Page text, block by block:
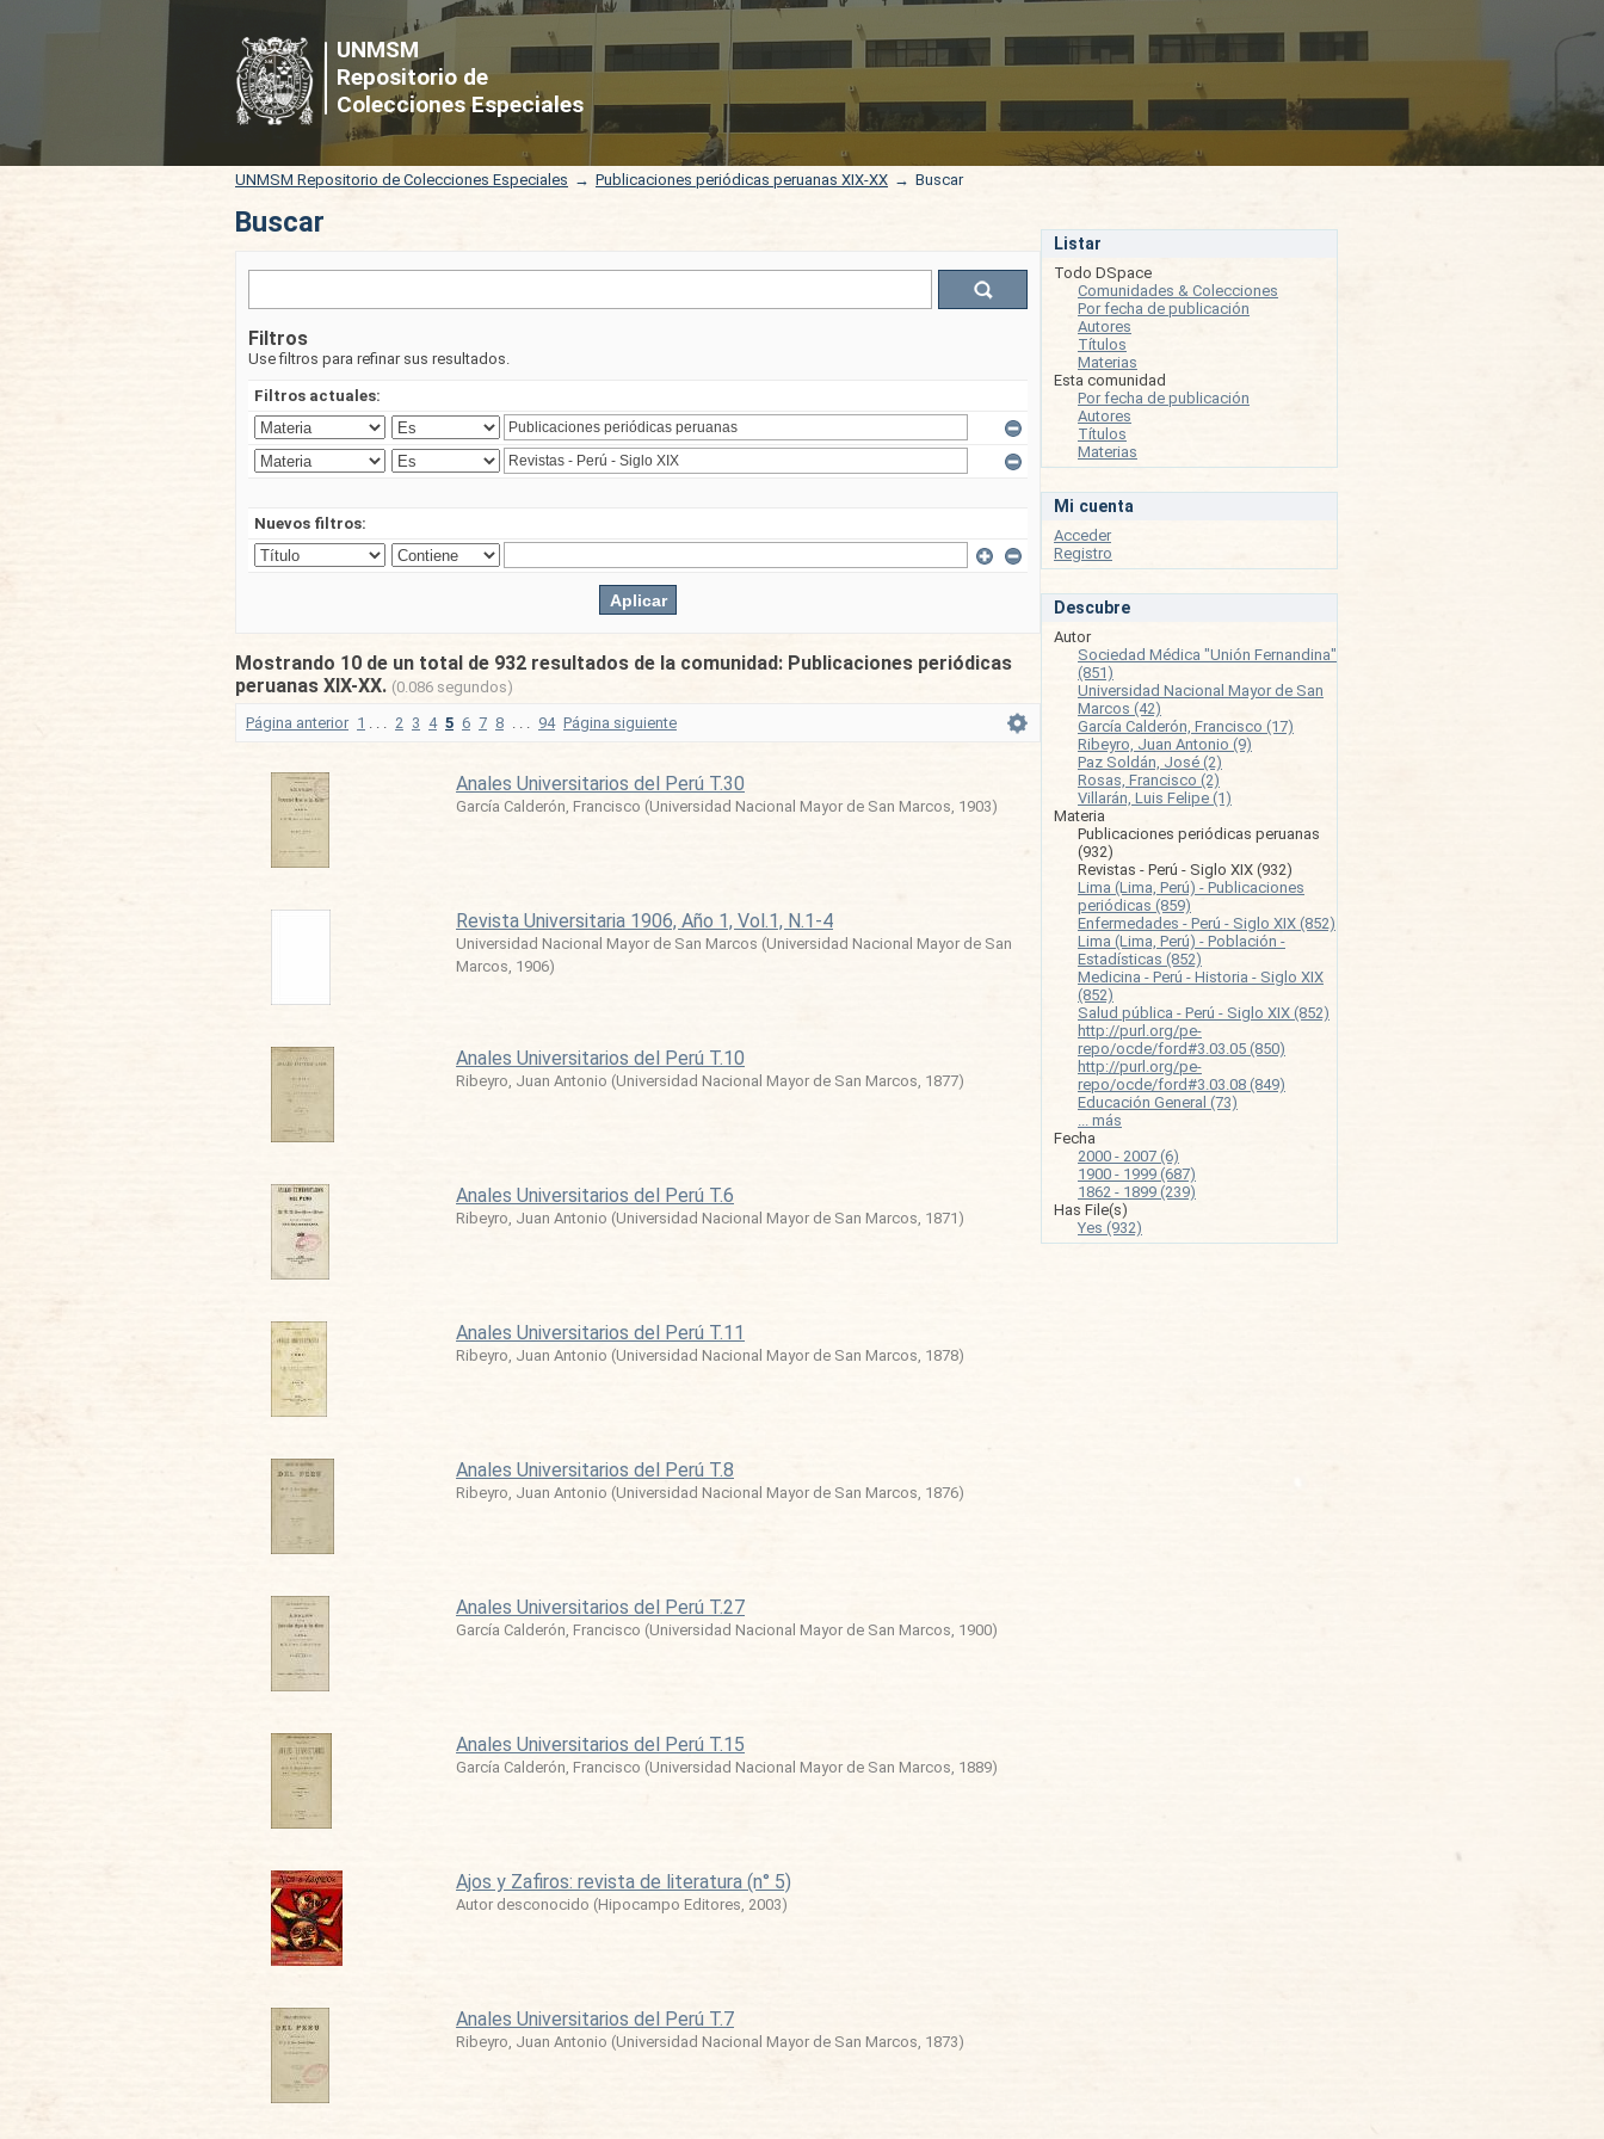
UNMSM
Repositorio de
Colecciones Especiales
Buscar
UNMSM Repositorio de Colecciones Especiales → Publicaciones periódicas peruanas XIX-XX → Buscar
Buscar
Filtros
Use filtros para refinar sus resultados.
Filtros actuales:
Nuevos filtros:
Mostrando 10 de un total de 932 resultados de la comunidad: Publicaciones periódicas
peruanas XIX-XX. (0.086 segundos)
Página anterior 1 . . . 2 3 4 5 6 7 8 . . . 94 Página siguiente
Anales Universitarios del Perú T.30
García Calderón, Francisco (Universidad Nacional Mayor de San Marcos, 1903)
Revista Universitaria 1906, Año 1, Vol.1, N.1-4
Universidad Nacional Mayor de San Marcos (Universidad Nacional Mayor de San
Marcos, 1906)
Anales Universitarios del Perú T.10
Ribeyro, Juan Antonio (Universidad Nacional Mayor de San Marcos, 1877)
Anales Universitarios del Perú T.6
Ribeyro, Juan Antonio (Universidad Nacional Mayor de San Marcos, 1871 )
Anales Universitarios del Perú T.11
Ribeyro, Juan Antonio (Universidad Nacional Mayor de San Marcos, 1878)
Anales Universitarios del Perú T.8
Ribeyro, Juan Antonio (Universidad Nacional Mayor de San Marcos, 1876)
Anales Universitarios del Perú T.27
García Calderón, Francisco (Universidad Nacional Mayor de San Marcos, 1900)
Anales Universitarios del Perú T.15
García Calderón, Francisco (Universidad Nacional Mayor de San Marcos, 1889)
Ajos y Zafiros: revista de literatura (n° 5)
Autor desconocido (Hipocampo Editores, 2003)
Anales Universitarios del Perú T.7
Ribeyro, Juan Antonio (Universidad Nacional Mayor de San Marcos, 1873)
Listar
Todo DSpace
Comunidades & Colecciones
Por fecha de publicación
Autores
Títulos
Materias
Esta comunidad
Por fecha de publicación
Autores
Títulos
Materias
Mi cuenta
Acceder
Registro
Descubre
Autor
Sociedad Médica "Unión Fernandina"
(851)
Universidad Nacional Mayor de San
Marcos (42)
García Calderón, Francisco (17)
Ribeyro, Juan Antonio (9)
Paz Soldán, José (2)
Rosas, Francisco (2)
Villarán, Luis Felipe (1)
Materia
Publicaciones periódicas peruanas
(932)
Revistas - Perú - Siglo XIX (932)
Lima (Lima, Perú) - Publicaciones
periódicas (859)
Enfermedades - Perú - Siglo XIX (852)
Lima (Lima, Perú) - Población -
Estadísticas (852)
Medicina - Perú - Historia - Siglo XIX
(852)
Salud pública - Perú - Siglo XIX (852)
http://purl.org/pe-
repo/ocde/ford#3.03.05 (850)
http://purl.org/pe-
repo/ocde/ford#3.03.08 (849)
Educación General (73)
... más
Fecha
2000 - 2007 (6)
1900 - 1999 (687)
1862 - 1899 (239)
Has File(s)
Yes (932)